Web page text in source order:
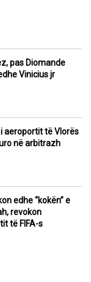
pas Diomande
Vinicius jr
aeroportit të Vlorës
në arbitrazh
edhe “kokën” e
revokon
të FIFA-s